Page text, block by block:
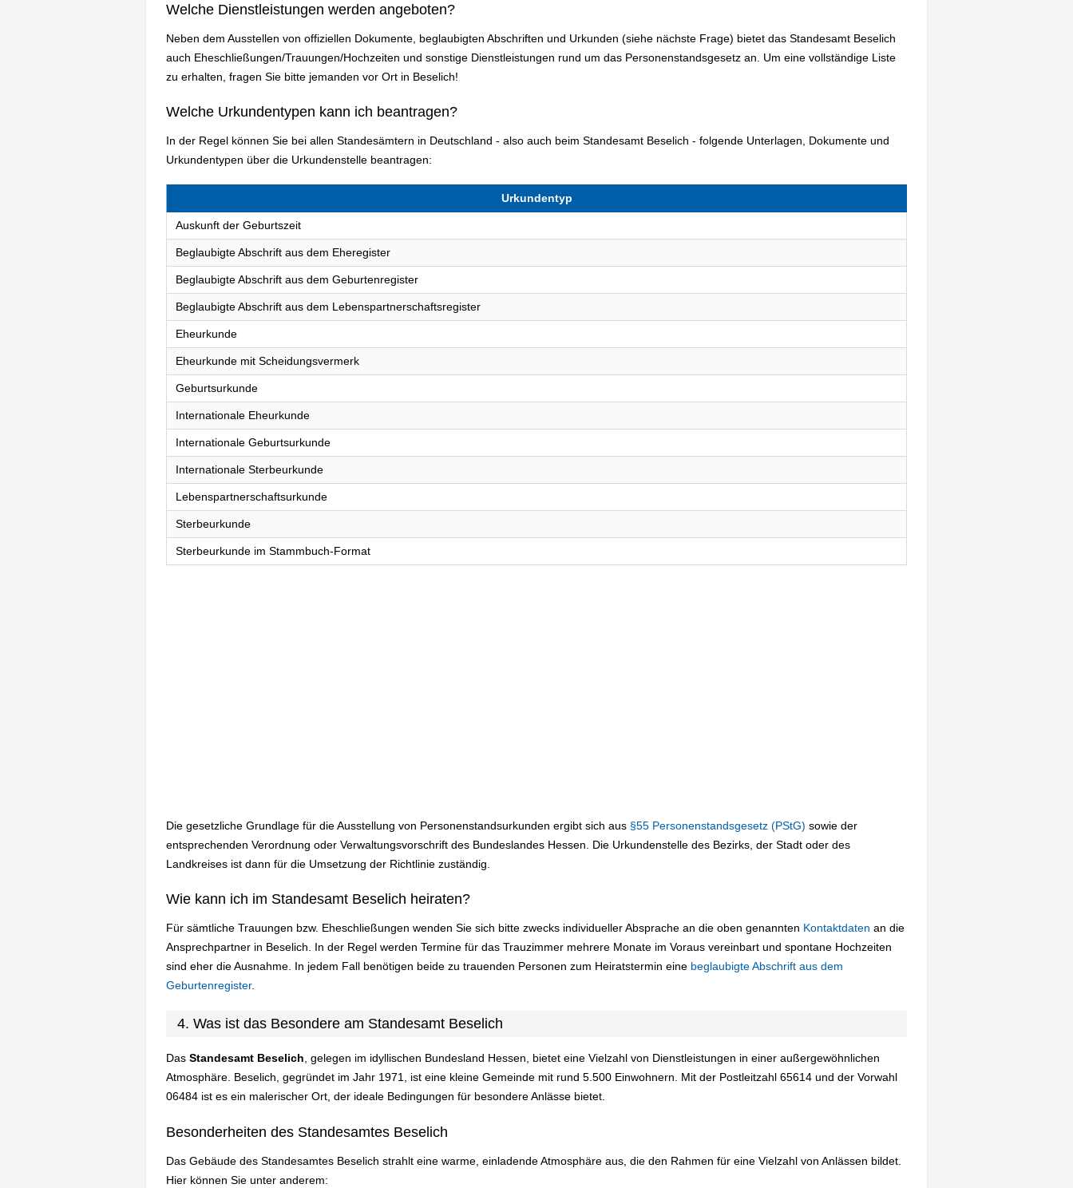
Welche Dienstleistungen werden angeboten?
Neben dem Ausstellen von offiziellen Dokumente, beglaubigten Abschriften und Urkunden (siehe nächste Frage) bietet das Standesamt Beselich
auch Eheschließungen/Trauungen/Hochzeiten und sonstige Dienstleistungen rund um das Personenstandsgesetz an. Um eine vollständige Liste
zu erhalten, fragen Sie bitte jemanden vor Ort in Beselich!
Welche Urkundentypen kann ich beantragen?
In der Regel können Sie bei allen Standesämtern in Deutschland - also auch beim Standesamt Beselich - folgende Unterlagen, Dokumente und
Urkundentypen über die Urkundenstelle beantragen:
Urkundentyp
Auskunft der Geburtszeit
Beglaubigte Abschrift aus dem Eheregister
Beglaubigte Abschrift aus dem Geburtenregister
Beglaubigte Abschrift aus dem Lebenspartnerschaftsregister
Eheurkunde
Eheurkunde mit Scheidungsvermerk
Geburtsurkunde
Internationale Eheurkunde
Internationale Geburtsurkunde
Internationale Sterbeurkunde
Lebenspartnerschaftsurkunde
Sterbeurkunde
Sterbeurkunde im Stammbuch-Format
Die gesetzliche Grundlage für die Ausstellung von Personenstandsurkunden ergibt sich aus §55 Personenstandsgesetz (PStG) sowie der
entsprechenden Verordnung oder Verwaltungsvorschrift des Bundeslandes Hessen. Die Urkundenstelle des Bezirks, der Stadt oder des
Landkreises ist dann für die Umsetzung der Richtlinie zuständig.
Wie kann ich im Standesamt Beselich heiraten?
Für sämtliche Trauungen bzw. Eheschließungen wenden Sie sich bitte zwecks individueller Absprache an die oben genannten Kontaktdaten an die
Ansprechpartner in Beselich. In der Regel werden Termine für das Trauzimmer mehrere Monate im Voraus vereinbart und spontane Hochzeiten
sind eher die Ausnahme. In jedem Fall benötigen beide zu trauenden Personen zum Heiratstermin eine beglaubigte Abschrift aus dem
Geburtenregister.
4. Was ist das Besondere am Standesamt Beselich
Das Standesamt Beselich, gelegen im idyllischen Bundesland Hessen, bietet eine Vielzahl von Dienstleistungen in einer außergewöhnlichen
Atmosphäre. Beselich, gegründet im Jahr 1971, ist eine kleine Gemeinde mit rund 5.500 Einwohnern. Mit der Postleitzahl 65614 und der Vorwahl
06484 ist es ein malerischer Ort, der ideale Bedingungen für besondere Anlässe bietet.
Besonderheiten des Standesamtes Beselich
Das Gebäude des Standesamtes Beselich strahlt eine warme, einladende Atmosphäre aus, die den Rahmen für eine Vielzahl von Anlässen bildet.
Hier können Sie unter anderem: